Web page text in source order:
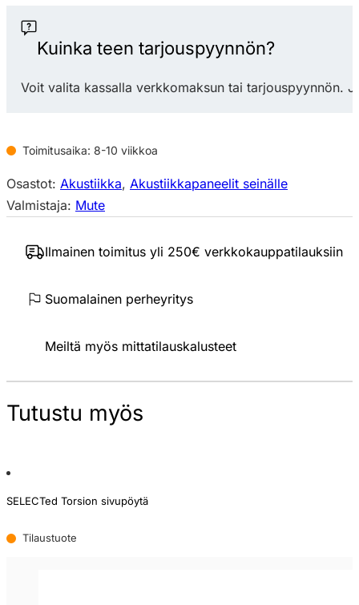
valokuva
seinäpaneeli
Kuinka teen tarjouspyynnön?
Voit valita kassalla verkkomaksun tai tarjouspyynnön.
Toimitusaika: 8-10 viikkoa
Osastot: Akustiikka, Akustiikkapaneelit seinälle
Valmistaja: Mute
Ilmainen toimitus yli 250€ verkkokauppatilauksiin
Suomalainen perheyritys
Meiltä myös mittatilauskalusteet
Tutustu myös
SELECTed Torsion sivupöytä
Tilaustuote